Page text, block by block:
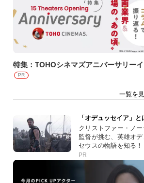
特集：TOHOシネマズアニバーサリー
PR
一覧を
「オデュッセイア」と
クリストファー・ノー
監督が挑む、英雄オデ
セウスの物語を知る！
PR